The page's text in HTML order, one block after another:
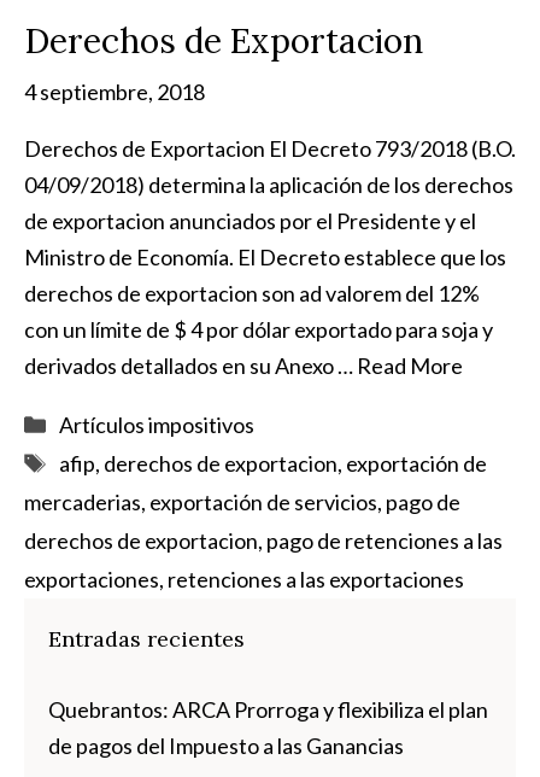
Derechos de Exportacion
4 septiembre, 2018
Derechos de Exportacion El Decreto 793/2018 (B.O.
04/09/2018) determina la aplicación de los derechos
de exportacion anunciados por el Presidente y el
Ministro de Economía. El Decreto establece que los
derechos de exportacion son ad valorem del 12%
con un límite de $ 4 por dólar exportado para soja y
derivados detallados en su Anexo … Read More
Categorías
Artículos impositivos
Etiquetas
afip, derechos de exportacion, exportación de
mercaderias, exportación de servicios, pago de
derechos de exportacion, pago de retenciones a las
exportaciones, retenciones a las exportaciones
Entradas recientes
Quebrantos: ARCA Prorroga y flexibiliza el plan
de pagos del Impuesto a las Ganancias